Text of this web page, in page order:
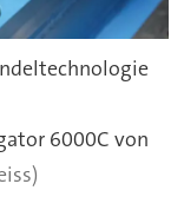
6000C von